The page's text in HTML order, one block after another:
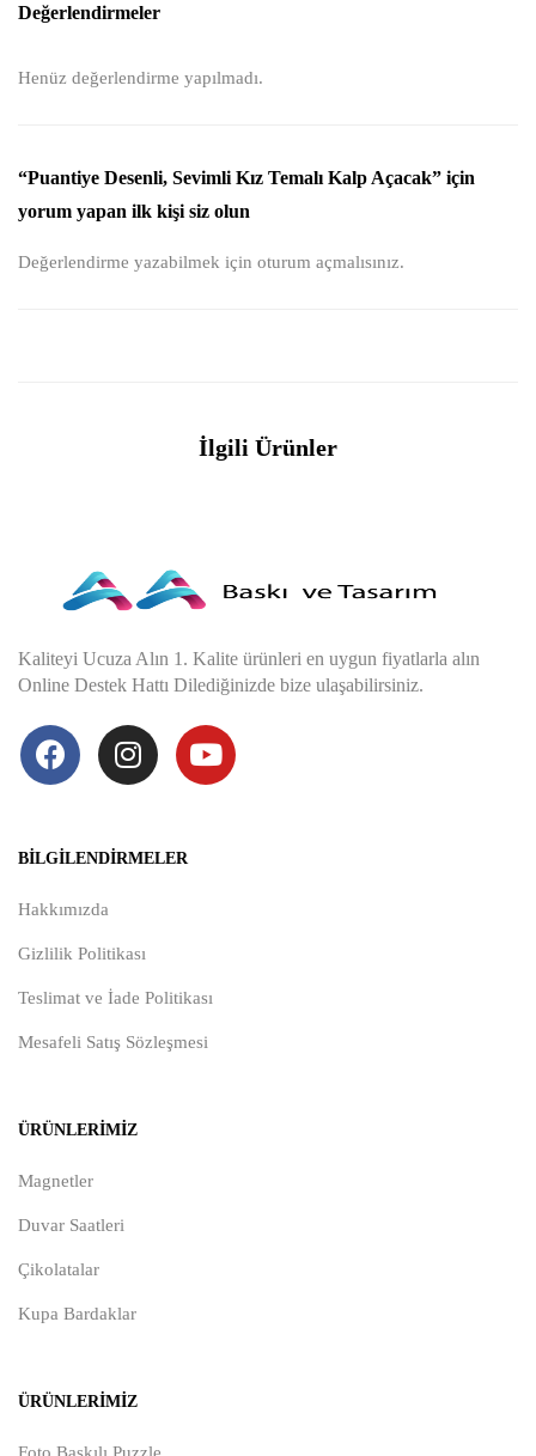
Değerlendirmeler
Henüz değerlendirme yapılmadı.
“Puantiye Desenli, Sevimli Kız Temalı Kalp Açacak” için
yorum yapan ilk kişi siz olun
Değerlendirme yazabilmek için oturum açmalısınız.
İlgili Ürünler
Kaliteyi Ucuza Alın 1. Kalite ürünleri en uygun fiyatlarla alın
Online Destek Hattı Dilediğinizde bize ulaşabilirsiniz.
BILGILENDIRMELER
Hakkımızda
Gizlilik Politikası
Teslimat ve İade Politikası
Mesafeli Satış Sözleşmesi
ÜRÜNLERIMIZ
Magnetler
Duvar Saatleri
Çikolatalar
Kupa Bardaklar
ÜRÜNLERIMIZ
Foto Baskılı Puzzle